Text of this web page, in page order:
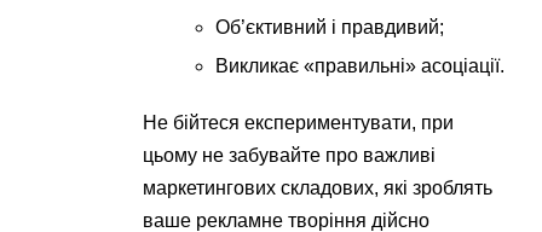
Об’єктивний і правдивий;
Викликає «правильні» асоціації.
Не бійтеся експериментувати, при
цьому не забувайте про важливі
маркетингових складових, які зроблять
ваше рекламне творіння дійсно